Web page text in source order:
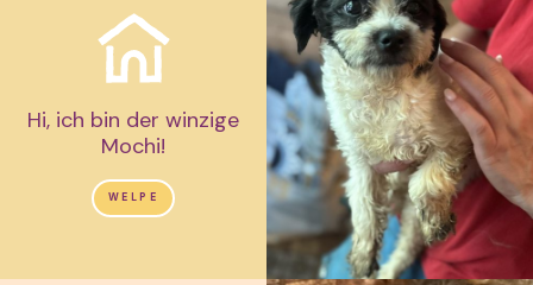
Hi, ich bin der winzige
Mochi!
WELPE